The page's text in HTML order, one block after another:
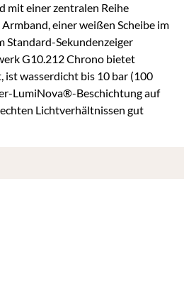
mit einer zentralen Reihe
einer weißen Scheibe im
Standard-Sekundenzeiger
G10.212 Chrono bietet
ist wasserdicht bis 10 bar (100
LumiNova®-Beschichtung auf
Lichtverhältnissen gut